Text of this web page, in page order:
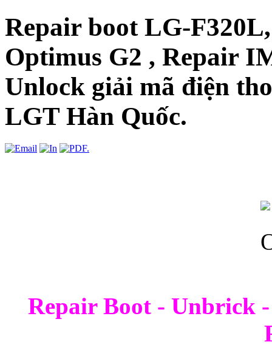
Repair boot LG-
Optimus G2 , Repair
Unlock giải mã điện
LGT Hàn Quốc.
Repair Boot - Unbrick